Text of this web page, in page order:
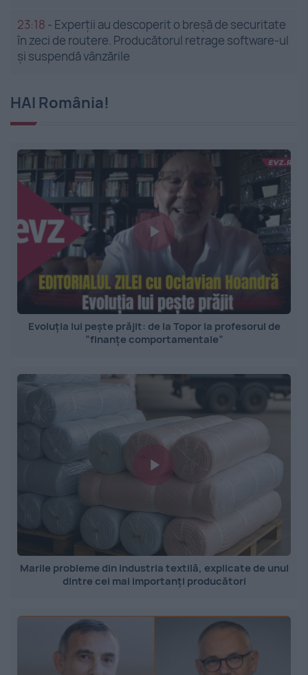
23:18 - Experții au descoperit o breșă de securitate
în zeci de routere. Producătorul retrage software-ul
și suspendă vânzările
HAI România!
Evoluția lui pește prăjit: de la Topor la profesorul de
”finanțe comportamentale”
Marile probleme din industria textilă, explicate de unul
dintre cei mai importanți producători